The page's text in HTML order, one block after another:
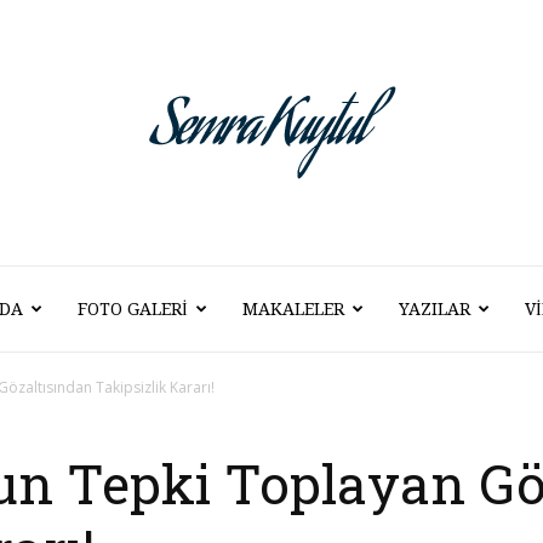
Semra
FOTO GALERI MAKALELER YAZILAR
Takipsizlik Kararı!
Tepki Toplayan